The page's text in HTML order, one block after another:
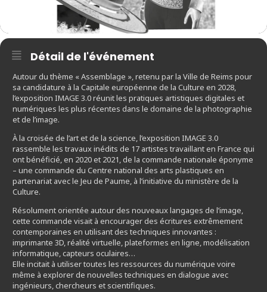
Détail de l'événement
Autour du thème « Assemblage », retenu par la Ville de Reims pour
sa candidature à la Capitale européenne de la Culture en 2028,
l’exposition IMAGE 3.0 réunit les pratiques artistiques digitales et
numériques les plus récentes dans le domaine de la photographie
et de l’image.
À la croisée de l’art et de la science, l’exposition IMAGE 3.0
rassemble les travaux inédits de 17 artistes travaillant en France qui
ont bénéficié, en 2020 et 2021, de la commande nationale éponyme
– une commande du Centre national des arts plastiques en
partenariat avec le Jeu de Paume, à l’initiative du ministère de la
Culture.
Résolument orientée autour des nouveaux langages de l’image,
cette commande visait à encourager des écritures extrêmement
contemporaines en utilisant des techniques innovantes :
imprimante 3D, réalité virtuelle, plateformes en ligne, modélisation
informatique, capteurs oculaires…
Elle incitait à utiliser toutes les ressources du numérique voire
même à explorer de nouvelles techniques en dialogue avec
ingénieurs, chercheurs et scientifiques.